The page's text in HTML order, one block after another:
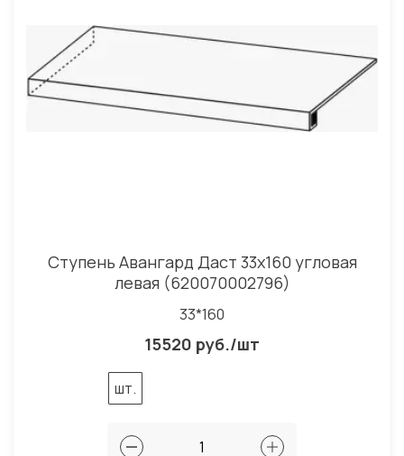
Ступень Авангард Даст 33x160 угловая
левая (620070002796)
33*160
15520 руб./шт
шт.